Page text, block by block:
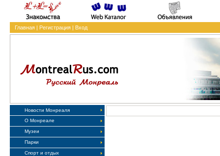
Главная| Регистрация| Вход
Новости Монреаля
О Монреале
Музеи
Парки
Спорт и отдых